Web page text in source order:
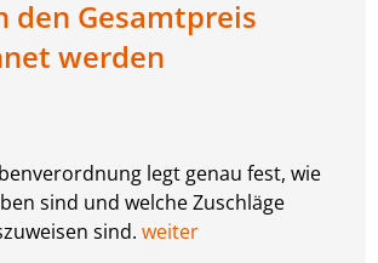
den Gesamtpreis
werden
legt genau fest, wie
sind und welche Zuschläge
sind. weiter